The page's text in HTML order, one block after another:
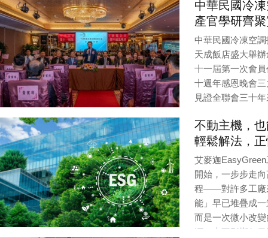
中華民國冷
產官學研齊
中華民國冷凍空
天成飯店盛大舉
十一屆第一次會
十週年感恩晚會
見證全聯會三十
不動主機，
輕鬆解法，
艾麥迦
開始，一步步走
程——對許多工廠
能」早已堆疊成
而是一次微小改
源，也不影響每